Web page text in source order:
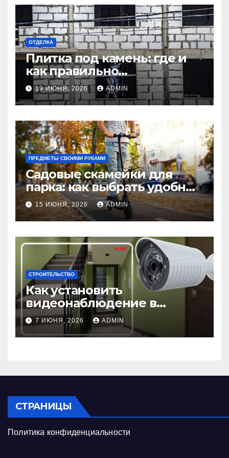
ОТДЕЛКА
Плитка под камень: где и
как правильно
использовать в интерьере
комнаты?
19 ИЮНЯ, 2026 ADMIN
ПРЕДМЕТЫ СВОИМИ РУКАМИ
Садовые скамейки для
парка: как выбрать удобные
и долговечные модели
Madmetal.ru
15 ИЮНЯ, 2026 ADMIN
СТРОИТЕЛЬСТВО
Как установить
видеонаблюдение в
подъезде: пошаговая
инструкция и советы
7 ИЮНЯ, 2026 ADMIN
СТРАНИЦЫ
Политика конфиденциальности